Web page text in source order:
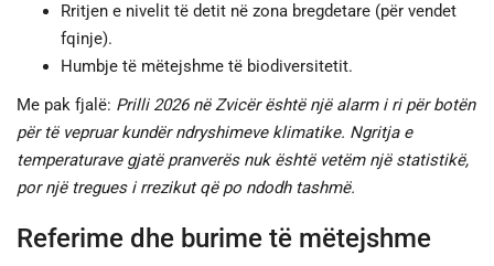
Rritjen e nivelit të detit në zona bregdetare (për vendet
fqinje).
Humbje të mëtejshme të biodiversitetit.
Me pak fjalë: Prilli 2026 në Zvicër është një alarm i ri për botën
për të vepruar kundër ndryshimeve klimatike. Ngritja e
temperaturave gjatë pranverës nuk është vetëm një statistikë,
por një tregues i rrezikut që po ndodh tashmë.
Referime dhe burime të mëtejshme